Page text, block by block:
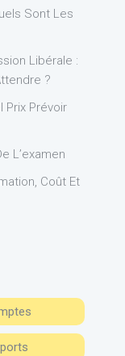
Sont Les
Libérale :
?
Prix Prévoir
L’examen
Coût Et